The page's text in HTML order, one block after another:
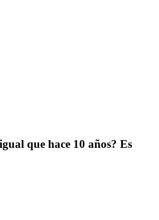
que hace 10 años? Es